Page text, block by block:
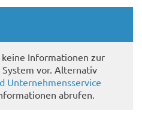
Informationen zur
vor. Alternativ
Unternehmensservice
abrufen.